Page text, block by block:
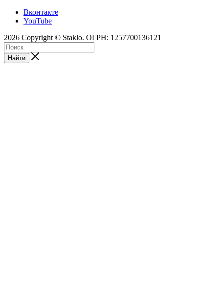
Вконтакте
YouTube
2026 Copyright © Staklo. ОГРН: 1257700136121
Найти